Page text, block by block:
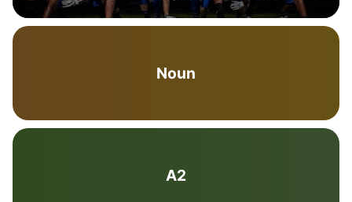
Noun
A2